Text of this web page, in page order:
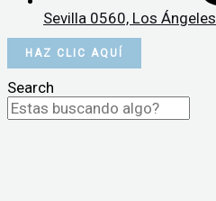
Sevilla 0560, Los Ángeles
HAZ CLIC AQUÍ
Search